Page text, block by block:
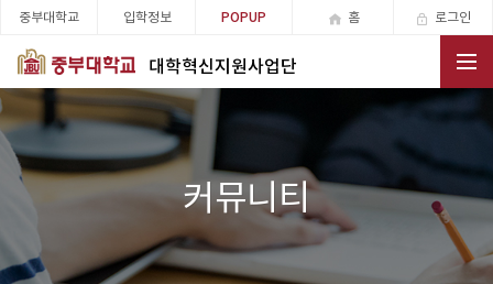
대학혁신지원사업단
전체메뉴
중부대학교 입학정보 POPUP 홈 로그인
커뮤니티